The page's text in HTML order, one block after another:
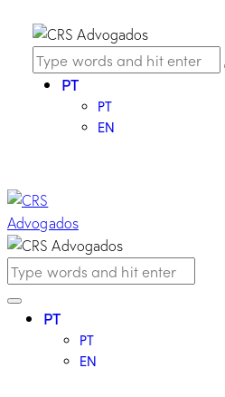
PT
PT
EN
PT
PT
EN